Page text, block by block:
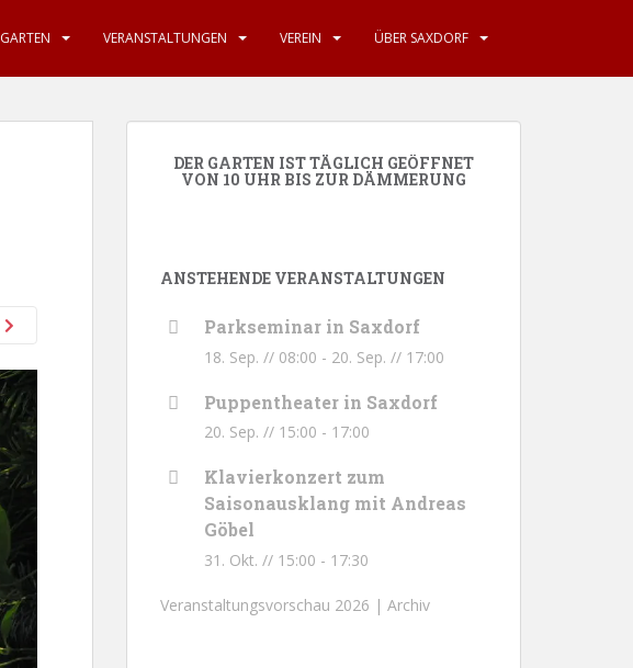
GARTEN VERANSTALTUNGEN VEREIN ÜBER SAXDORF
DER GARTEN IST TÄGLICH GEÖFFNET
VON 10 UHR BIS ZUR DÄMMERUNG
ANSTEHENDE VERANSTALTUNGEN
Parkseminar in Saxdorf
18. Sep. // 08:00 - 20. Sep. // 17:00
Puppentheater in Saxdorf
20. Sep. // 15:00 - 17:00
Klavierkonzert zum
Saisonausklang mit Andreas
Göbel
31. Okt. // 15:00 - 17:30
Veranstaltungsvorschau 2026 | Archiv